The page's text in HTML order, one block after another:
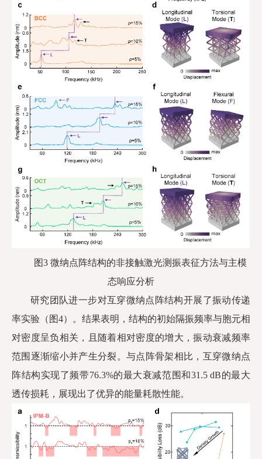
图3 微纳点阵结构的非接触激光测振表征方法与主模
态响应分析
研究团队进一步对互穿微纳点阵结构开展了振动传递
率实验（图4）。结果表明，结构的初始隔振频率与胞元相
对密度呈负相关，且随着相对密度的增大，振动衰减频率
范围逐渐缩小并产生分裂。与点阵骨架相比，互穿微纳点
阵结构实现了频带76.3%的最大衰减范围和31.5 dB的最大
透传损耗，展现出了优异的能量耗散性能。